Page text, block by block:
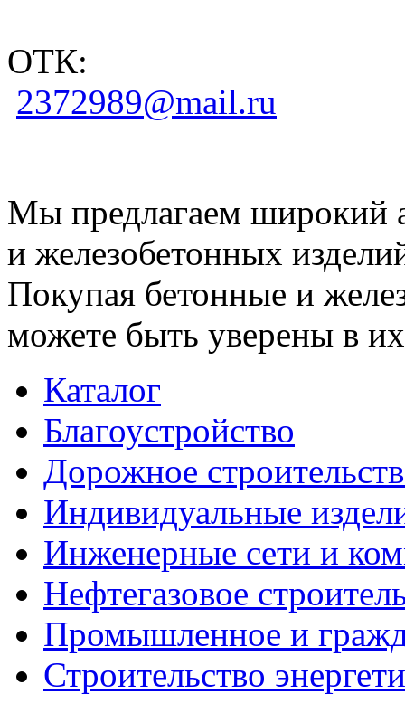
ОТК:
2372989@mail.ru
Мы предлагаем широкий
и железобетонных
Покупая бетонные и
можете быть уверены в их
Каталог
Благоустройство
Дорожное
Индивидуальные
Инженерные сети и
Нефтегазовое
Промышленное и
Строительство